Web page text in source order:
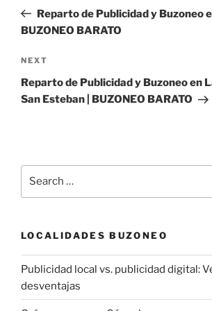
PostReparto de Publicidad y Buzoneo
BUZONEO BARATO
Next
Post
NEXT
Reparto de Publicidad y Buzoneo en
San Esteban | BUZONEO BARATO
LOCALIDADES BUZONEO
Publicidad local vs. publicidad digital:
desventajas